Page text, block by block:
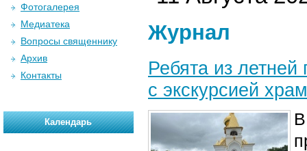
Журнал
Ребята из
с экскурсией храм
Фотогалерея
Медиатека
Вопросы священнику
Архив
Контакты
Календарь